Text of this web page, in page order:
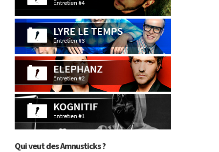
Qui veut des Amnusticks ?